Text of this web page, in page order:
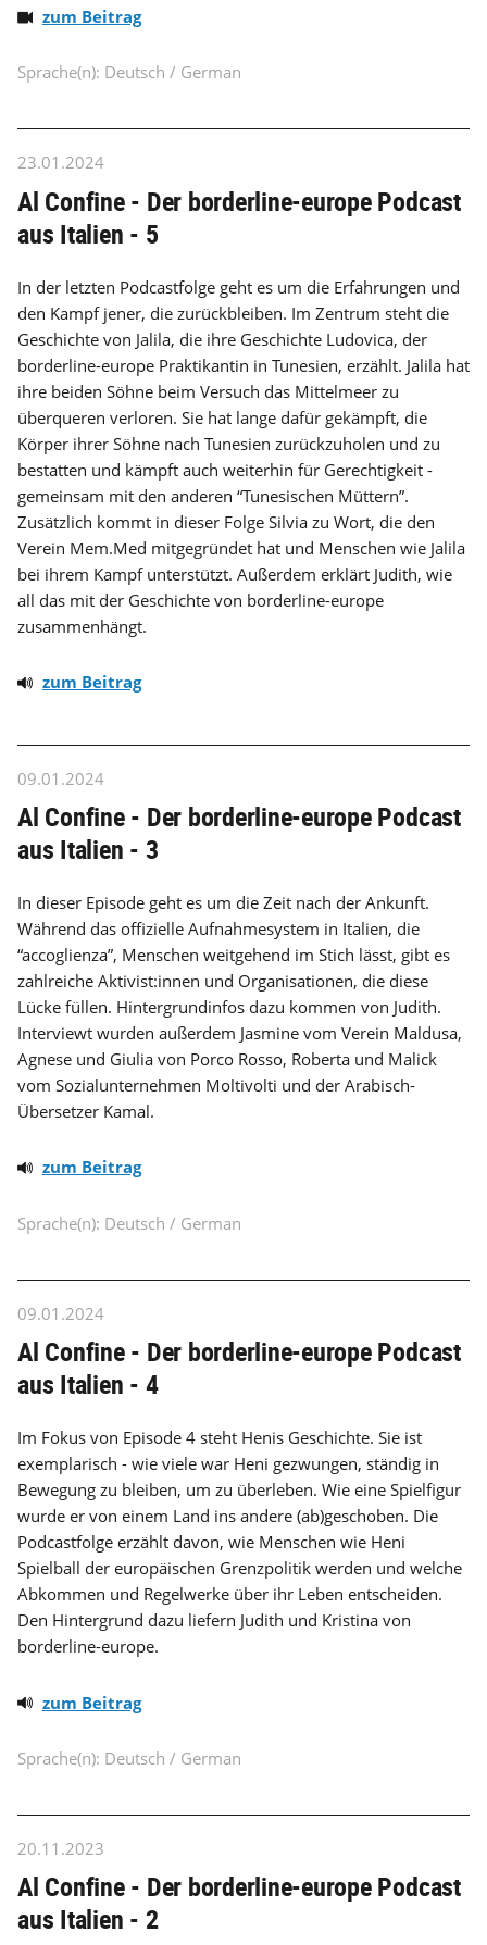
zum Beitrag
Sprache(n): Deutsch / German
23.01.2024
Al Confine - Der borderline-europe Podcast
aus Italien - 5
In der letzten Podcastfolge geht es um die Erfahrungen und
den Kampf jener, die zurückbleiben. Im Zentrum steht die
Geschichte von Jalila, die ihre Geschichte Ludovica, der
borderline-europe Praktikantin in Tunesien, erzählt. Jalila hat
ihre beiden Söhne beim Versuch das Mittelmeer zu
überqueren verloren. Sie hat lange dafür gekämpft, die
Körper ihrer Söhne nach Tunesien zurückzuholen und zu
bestatten und kämpft auch weiterhin für Gerechtigkeit -
gemeinsam mit den anderen “Tunesischen Müttern”.
Zusätzlich kommt in dieser Folge Silvia zu Wort, die den
Verein Mem.Med mitgegründet hat und Menschen wie Jalila
bei ihrem Kampf unterstützt. Außerdem erklärt Judith, wie
all das mit der Geschichte von borderline-europe
zusammenhängt.
zum Beitrag
09.01.2024
Al Confine - Der borderline-europe Podcast
aus Italien - 3
In dieser Episode geht es um die Zeit nach der Ankunft.
Während das offizielle Aufnahmesystem in Italien, die
“accoglienza”, Menschen weitgehend im Stich lässt, gibt es
zahlreiche Aktivist:innen und Organisationen, die diese
Lücke füllen. Hintergrundinfos dazu kommen von Judith.
Interviewt wurden außerdem Jasmine vom Verein Maldusa,
Agnese und Giulia von Porco Rosso, Roberta und Malick
vom Sozialunternehmen Moltivolti und der Arabisch-
Übersetzer Kamal.
zum Beitrag
Sprache(n): Deutsch / German
09.01.2024
Al Confine - Der borderline-europe Podcast
aus Italien - 4
Im Fokus von Episode 4 steht Henis Geschichte. Sie ist
exemplarisch - wie viele war Heni gezwungen, ständig in
Bewegung zu bleiben, um zu überleben. Wie eine Spielfigur
wurde er von einem Land ins andere (ab)geschoben. Die
Podcastfolge erzählt davon, wie Menschen wie Heni
Spielball der europäischen Grenzpolitik werden und welche
Abkommen und Regelwerke über ihr Leben entscheiden.
Den Hintergrund dazu liefern Judith und Kristina von
borderline-europe.
zum Beitrag
Sprache(n): Deutsch / German
20.11.2023
Al Confine - Der borderline-europe Podcast
aus Italien - 2